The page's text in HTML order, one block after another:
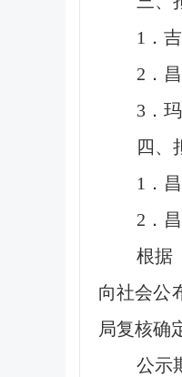
1．
2．
3．
四、
1．
2．
根据
向社会公
局复核确
公示